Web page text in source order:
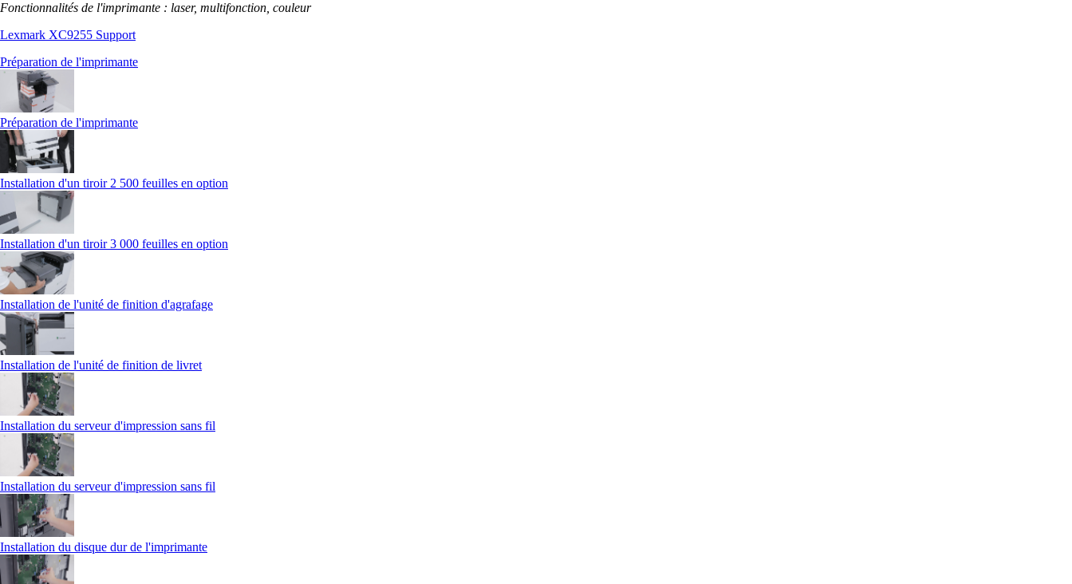
Fonctionnalités de l'imprimante : laser, multifonction, couleur
Lexmark XC9255 Support
Préparation de l'imprimante
Préparation de l'imprimante
Installation d'un tiroir 2 500 feuilles en option
Installation d'un tiroir 3 000 feuilles en option
Installation de l'unité de finition d'agrafage
Installation de l'unité de finition de livret
Installation du serveur d'impression sans fil
Installation du serveur d'impression sans fil
Installation du disque dur de l'imprimante